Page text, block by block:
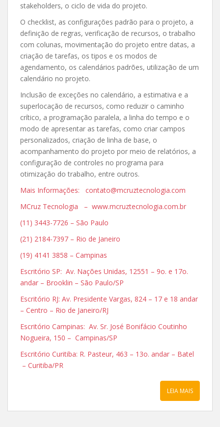
stakeholders, o ciclo de vida do projeto.
O checklist, as configurações padrão para o projeto, a
definição de regras, verificação de recursos, o trabalho
com colunas, movimentação do projeto entre datas, a
criação de tarefas, os tipos e os modos de
agendamento, os calendários padrões, utilização de um
calendário no projeto.
Inclusão de exceções no calendário, a estimativa e a
superlocação de recursos, como reduzir o caminho
crítico, a programação paralela, a linha do tempo e o
modo de apresentar as tarefas, como criar campos
personalizados, criação de linha de base, o
acompanhamento do projeto por meio de relatórios, a
configuração de controles no programa para
otimização do trabalho, entre outros.
Mais Informações: contato@mcruztecnologia.com
MCruz Tecnologia – www.mcruztecnologia.com.br
(11) 3443-7726 – São Paulo
(21) 2184-7397 – Rio de Janeiro
(19) 4141 3858 – Campinas
Escritório SP: Av. Nações Unidas, 12551 – 9o. e 17o.
andar – Brooklin – São Paulo/SP
Escritório RJ: Av. Presidente Vargas, 824 – 17 e 18 andar
– Centro – Rio de Janeiro/RJ
Escritório Campinas: Av. Sr. José Bonifácio Coutinho
Nogueira, 150 – Campinas/SP
Escritório Curitiba: R. Pasteur, 463 – 13o. andar – Batel
– Curitiba/PR
LEIA MAIS